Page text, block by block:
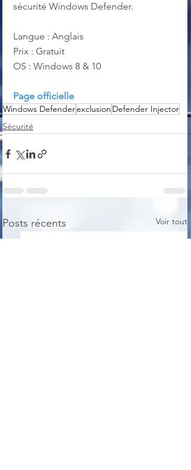
sécurité Windows Defender.
Langue : Anglais
Prix : Gratuit
OS : Windows 8 & 10
Page officielle
Windows Defenderexclusion Defender Injector
Sécurité
Posts récents Voir tout